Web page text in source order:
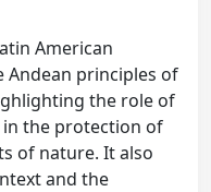
American
principles of
the role of
the protection of
of nature. It also
and the